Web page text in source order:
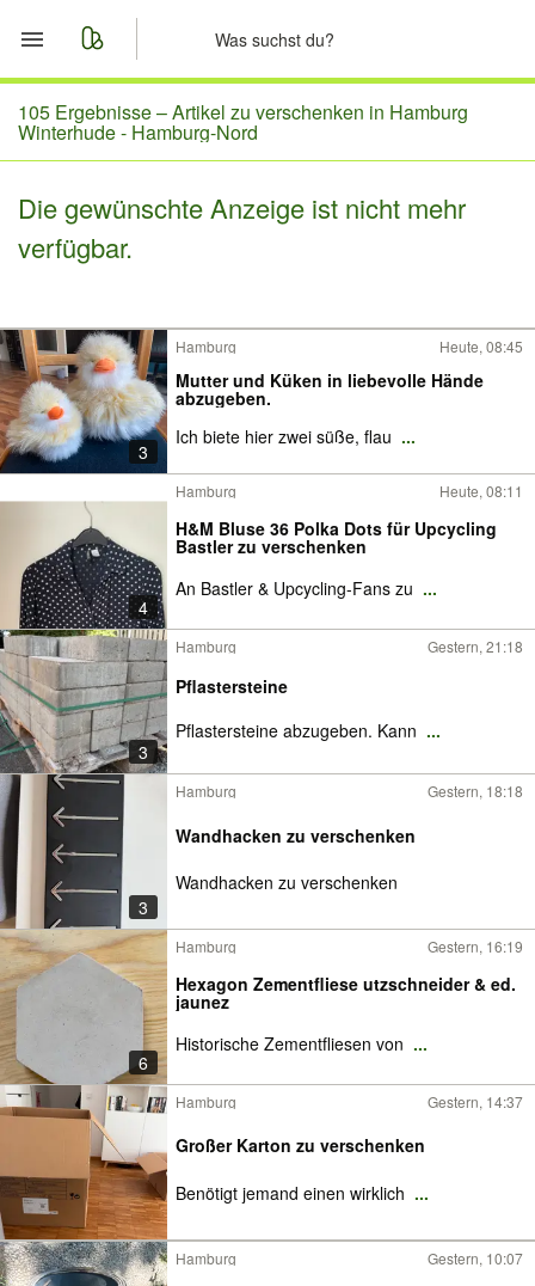
Start
Merkliste
Nachrichten
105 Ergebnisse –Artikel zu verschenken in Hamburg
Winterhude - Hamburg-Nord
Die gewünschte Anzeige ist nicht mehr
verfügbar.
3
Hamburg Heute, 08:45
Mutter und Küken in liebevolle Hände
abzugeben.
Ich biete hier zwei süße, flau ...
4
Hamburg Heute, 08:11
H&M Bluse 36 Polka Dots für Upcycling
Bastler zu verschenken
An Bastler & Upcycling-Fans zu ...
3
Hamburg Gestern, 21:18
Pflastersteine
Pflastersteine abzugeben. Kann ...
3
Hamburg Gestern, 18:18
Wandhacken zu verschenken
Wandhacken zu verschenken
6
Hamburg Gestern, 16:19
Hexagon Zementfliese utzschneider & ed.
jaunez
Historische Zementfliesen von ...
Hamburg Gestern, 14:37
Großer Karton zu verschenken
Benötigt jemand einen wirklich ...
Hamburg Gestern, 10:07